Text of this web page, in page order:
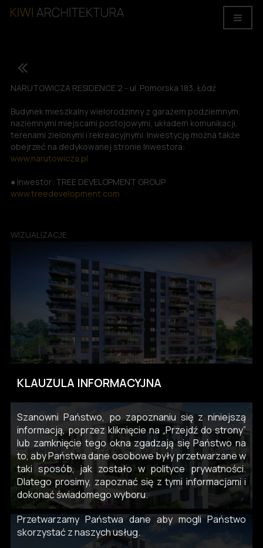
NARUTOWICZA RESIDENCE 2 - ul. Pomorska 183, Łódź
Budynek mieszkalny wielorodzinny z garażem podziemnym,
naziemnymi miejscami postojowymi, układem komunikacji,
terenami zielonymi i rekreacyjnymi. Inwestycję można także
obejrzeć na dedykowanej stronie Inwestora:
www.narutowicza.pl
● Inwestor: TREE DEVELOPMENT GROUP
www.treedevelopment.com
WIZUALIZACJE
KLAUZULA INFORMACYJNA
Szanowni Państwo, po zapoznaniu się z niniejszą
informacją, poprzez kliknięcie na „Przejdź do strony”
lub zamknięcie tego okna zgadzają się Państwo na
to, aby Państwa dane osobowe były przetwarzane w
taki sposób, jak zostało w polityce prywatności.
Dlatego prosimy, zapoznać się z tymi informacjami i
dokonać świadomego wyboru.
Przetwarzamy Państwa dane aby mogli Państwo
skorzystać z naszych usług.